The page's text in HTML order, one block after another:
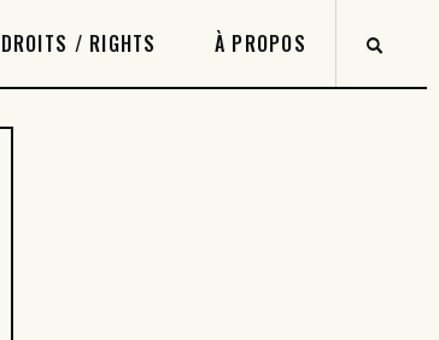
DROITS / RIGHTS À PROPOS